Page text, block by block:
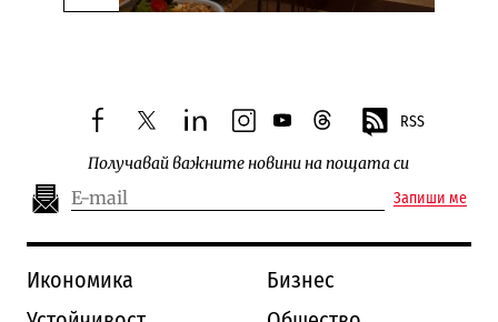
Следваща новина
facebooktwitterlinkedininstagram
youtubethreads RSS
Получавай важните новини на пощата си
Запиши ме
Икономика
Бизнес